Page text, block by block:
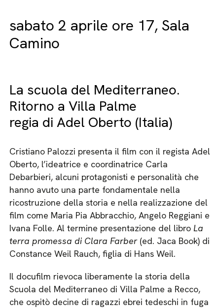
sabato 2 aprile ore 17, Sala
Camino
La scuola del Mediterraneo.
Ritorno a Villa Palme
regia di Adel Oberto (Italia)
Cristiano Palozzi presenta il film con il regista Adel
Oberto, l’ideatrice e coordinatrice Carla
Debarbieri, alcuni protagonisti e personalità che
hanno avuto una parte fondamentale nella
ricostruzione della storia e nella realizzazione del
film come Maria Pia Abbracchio, Angelo Reggiani e
Ivana Folle. Al termine presentazione del libroLa
terra promessa di Clara Farber(ed. Jaca Book) di
Constance Weil Rauch, figlia di Hans Weil.
Il docufilm rievoca liberamente la storia della
Scuola del Mediterraneo di Villa Palme a Recco,
che ospitò decine di ragazzi ebrei tedeschi in fuga